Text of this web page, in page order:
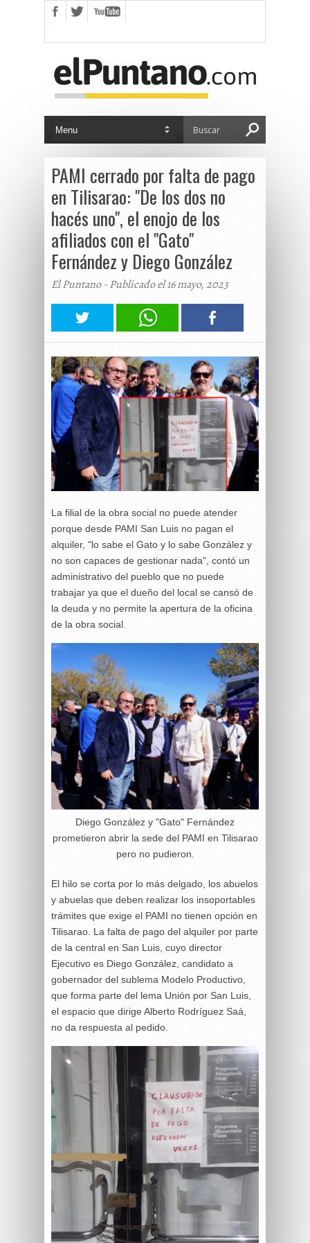
PAMI cerrado por falta de pago
en Tilisarao: "De los dos no
hacés uno", el enojo de los
afiliados con el "Gato"
Fernández y Diego González
El Puntano - Publicado el 16 mayo, 2023
La filial de la obra social no puede atender
porque desde PAMI San Luis no pagan el
alquiler, "lo sabe el Gato y lo sabe González y
no son capaces de gestionar nada", contó un
administrativo del pueblo que no puede
trabajar ya que el dueño del local se cansó de
la deuda y no permite la apertura de la oficina
de la obra social.
Diego González y "Gato" Fernández
prometieron abrir la sede del PAMI en Tilisarao
pero no pudieron.
El hilo se corta por lo más delgado, los abuelos
y abuelas que deben realizar los insoportables
trámites que exige el PAMI no tienen opción en
Tilisarao. La falta de pago del alquiler por parte
de la central en San Luis, cuyo director
Ejecutivo es Diego González, candidato a
gobernador del sublema Modelo Productivo,
que forma parte del lema Unión por San Luis,
el espacio que dirige Alberto Rodríguez Saá,
no da respuesta al pedido.